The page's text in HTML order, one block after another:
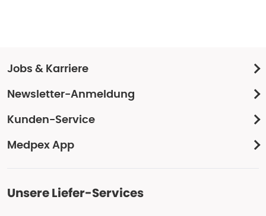
Jobs & Karriere
Newsletter-Anmeldung
Kunden-Service
Medpex App
Unsere Liefer-Services